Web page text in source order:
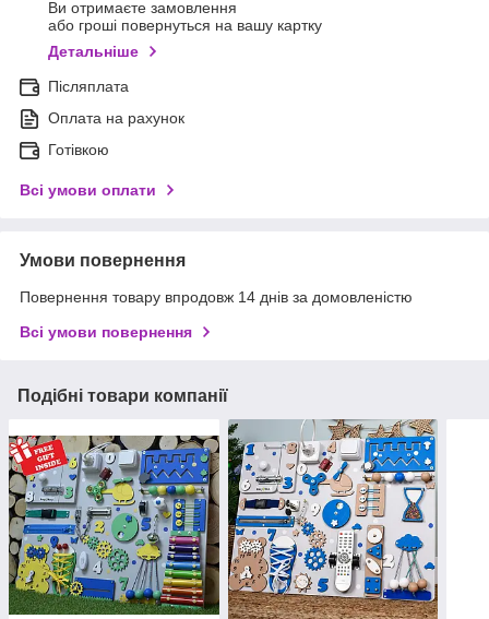
Ви отримаєте замовлення
або гроші повернуться на вашу картку
Детальніше
Післяплата
Оплата на рахунок
Готівкою
Всі умови оплати
Умови повернення
Повернення товару впродовж 14 днів за домовленістю
Всі умови повернення
Подібні товари компанії